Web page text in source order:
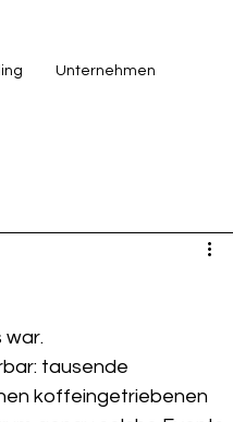
Unternehmen
war.
tausende
koffeingetriebenen